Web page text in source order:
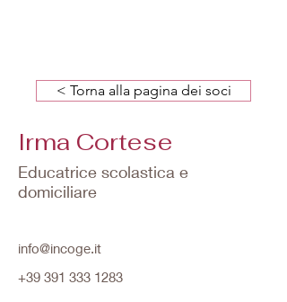
< Torna alla pagina dei soci
Irma Cortese
Educatrice scolastica e
domiciliare
info@incoge.it
+39 391 333 1283